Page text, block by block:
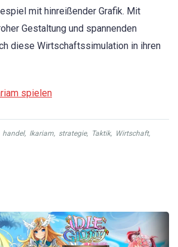
mit hinreißender Grafik. Mit
Gestaltung und spannenden
diese Wirtschaftssimulation in ihren
spielen
handel, Ikariam, strategie, Taktik, Wirtschaft,